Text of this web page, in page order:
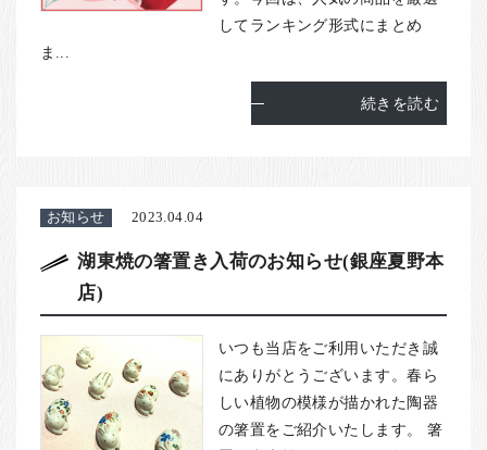
してランキング形式にまとめ
ま...
続きを読む
お知らせ 2023.04.04
湖東焼の箸置き入荷のお知らせ(銀座夏野本
店)
いつも当店をご利用いただき誠
にありがとうございます。春ら
しい植物の模様が描かれた陶器
の箸置をご紹介いたします。 箸